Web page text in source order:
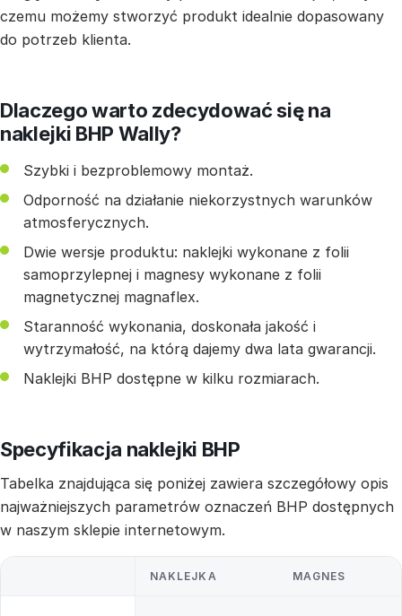
czemu możemy stworzyć produkt idealnie dopasowany
do potrzeb klienta.
Dlaczego warto zdecydować się na
naklejki BHP Wally?
Szybki i bezproblemowy montaż.
Odporność na działanie niekorzystnych warunków
atmosferycznych.
Dwie wersje produktu: naklejki wykonane z folii
samoprzylepnej i magnesy wykonane z folii
magnetycznej magnaflex.
Staranność wykonania, doskonała jakość i
wytrzymałość, na którą dajemy dwa lata gwarancji.
Naklejki BHP dostępne w kilku rozmiarach.
Specyfikacja naklejki BHP
Tabelka znajdująca się poniżej zawiera szczegółowy opis
najważniejszych parametrów oznaczeń BHP dostępnych
w naszym sklepie internetowym.
NAKLEJKA MAGNES